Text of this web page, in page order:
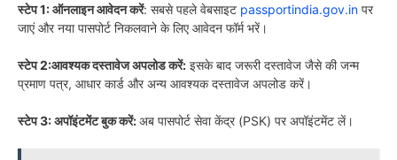
स्टेप 1: ऑनलाइन आवेदन करें: सबसे पहले वेबसाइट passportindia.gov.in पर
जाएं और नया पासपोर्ट निकलवाने के लिए आवेदन फॉर्म भरें।
स्टेप 2:आवश्यक दस्तावेज अपलोड करें: इसके बाद जरूरी दस्तावेज जैसे की जन्म
प्रमाण पत्र, आधार कार्ड और अन्य आवश्यक दस्तावेज अपलोड करें।
स्टेप 3: अपॉइंटमेंट बुक करें:अब पासपोर्ट सेवा केंद्र (PSK) पर अपॉइंटमेंट लें।